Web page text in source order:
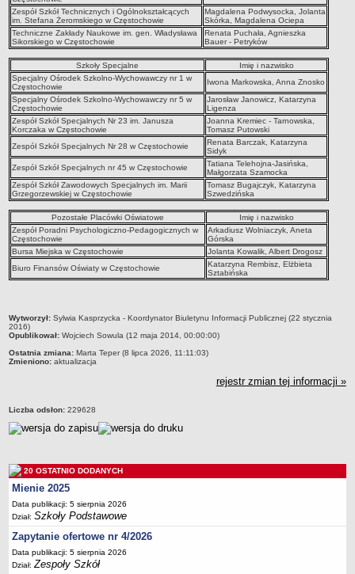
Zespół Szkół Technicznych i Ogólnokształcących
im. Stefana Żeromskiego w Częstochowie
Magdalena Podwysocka, Jolanta
Skórka, Magdalena Ociepa
Techniczne Zakłady Naukowe im. gen. Władysława
Sikorskiego w Częstochowie
Renata Puchała, Agnieszka
Bauer - Petryków
Szkoły Specjalne
Imię i nazwisko
Specjalny Ośrodek Szkolno-Wychowawczy nr 1 w
Częstochowie
Iwona Markowska, Anna Znosko
Specjalny Ośrodek Szkolno-Wychowawczy nr 5 w
Częstochowie
Jarosław Janowicz, Katarzyna
Ligenza
Zespół Szkół Specjalnych Nr 23 im. Janusza
Korczaka w Częstochowie
Joanna Kremiec - Tarnowska,
Tomasz Putowski
Zespół Szkół Specjalnych Nr 28 w Częstochowie
Renata Barczak, Katarzyna
Sidyk
Zespół Szkół Specjalnych nr 45 w Częstochowie
Tatiana Telehojna-Jasińska,
Małgorzata Szamocka
Zespół Szkół Zawodowych Specjalnych im. Marii
Grzegorzewskiej w Częstochowie
Tomasz Bugajczyk, Katarzyna
Szwedzińska
Pozostałe Placówki Oświatowe
Imię i nazwisko
Zespół Poradni Psychologiczno-Pedagogicznych w
Częstochowie
Arkadiusz Wolniaczyk, Aneta
Górska
Bursa Miejska w Częstochowie
Jolanta Kowalik, Albert Drogosz
Biuro Finansów Oświaty w Częstochowie
Katarzyna Rembisz, Elżbieta
Sztabińska
metryczka
Wytworzył: Sylwia Kasprzycka - Koordynator Biuletynu Informacji Publicznej (22 stycznia
2016)
Opublikował: Wojciech Sowula (12 maja 2014, 00:00:00)
Ostatnia zmiana: Marta Teper (8 lipca 2026, 11:11:03)
Zmieniono: aktualizacja
rejestr zmian tej informacji »
Liczba odsłon: 229628
20 OSTATNIO DODANYCH
Mienie 2025
Data publikacji: 5 sierpnia 2026
Dział:Szkoły Podstawowe
Zapytanie ofertowe nr 4/2026
Data publikacji: 5 sierpnia 2026
Dział:Zespoły Szkół